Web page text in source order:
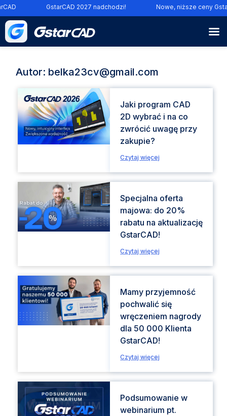
GstarCAD 2027 nadchodzi! Nowe, niższe ceny
Autor: belka23cv@gmail.com
Jaki program CAD
2D wybrać i na co
zwrócić uwagę przy
zakupie?
Czytaj więcej
Specjalna oferta
majowa: do 20%
rabatu na aktualizację
GstarCAD!
Czytaj więcej
Mamy przyjemność
pochwalić się
wręczeniem nagrody
dla 50 000 Klienta
GstarCAD!
Czytaj więcej
Podsumowanie w
webinarium pt.